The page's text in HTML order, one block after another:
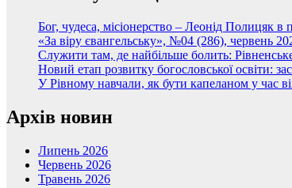
Бог, чудеса, місіонерство – Леонід Полицяк в
«За віру євангельську», №04 (286), червень
Служити там, де найбільше болить:
Новий етап розвитку богословської освіти:
У Рівному навчали, як бути капеланом у час
Архів новин
Липень 2026
Червень 2026
Травень 2026